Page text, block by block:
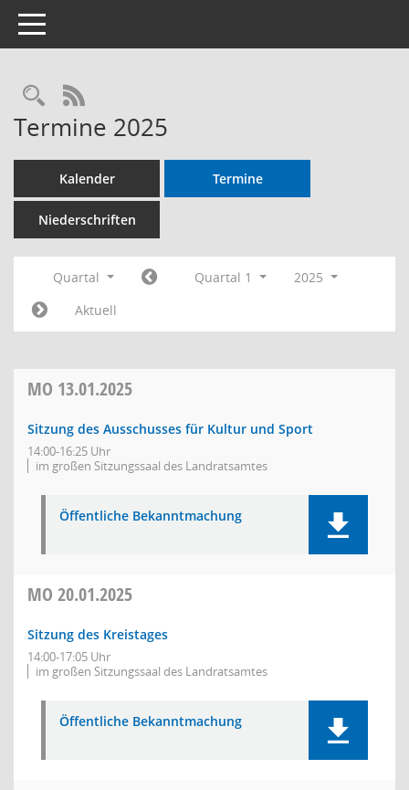
Toggle navigation
RSS-Feed
Termine 2025
Kalender Termine
Niederschriften
Quartal Quartal 1
2025
Aktuell
MO 13.01.2025
Sitzung des Ausschusses für Kultur und Sport
14:00-16:25 Uhr
im großen Sitzungssaal des Landratsamtes
Öffentliche Bekanntmachung
MO 20.01.2025
Sitzung des Kreistages
14:00-17:05 Uhr
im großen Sitzungssaal des Landratsamtes
Öffentliche Bekanntmachung